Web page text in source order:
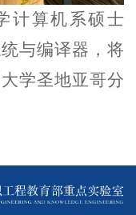
计算机系硕士
与编译器，将
学圣地亚哥分